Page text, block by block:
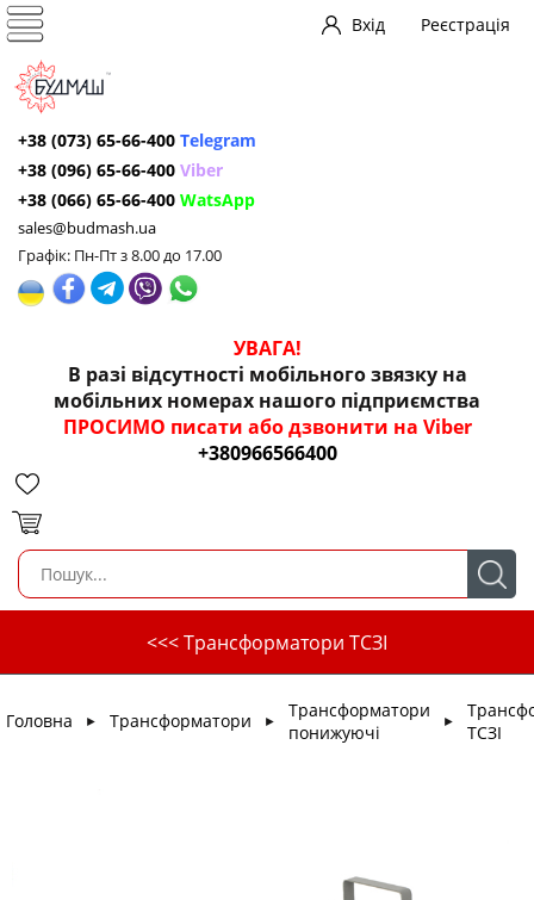
Вхід Реєстрація
+38 (073) 65-66-400 Telegram
+38 (096) 65-66-400 Viber
+38 (066) 65-66-400 WatsApp
sales@budmash.ua
Графік: Пн-Пт з 8.00 до 17.00
УВАГА!
В разі відсутності мобільного звязку на
мобільних номерах нашого підприємства
ПРОСИМО писати або дзвонити на Viber
+380966566400
<<< Трансформатори ТСЗІ
Головна ► Трансформатори ►
Трансформатори
понижуючі
►
ТСЗІ